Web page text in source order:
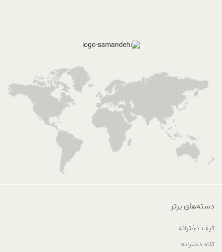
دسته‌های برتر
کیف دخترانه
کلاه دخترانه